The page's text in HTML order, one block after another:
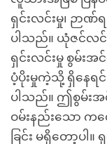
ရှင်းလင်းမှု၊ ဉာ
ပါသည်။ ယုံဇင်လင်
ရှင်းလင်းမှု စွမ်း
ပံ့ပိုးမှုကဲ့သို့ ရှိနေရ
ပါသည်။ ဤစွမ်းအ
ဝမ်းနည်းသော က
ခြင်း မရှိတော့ပါ